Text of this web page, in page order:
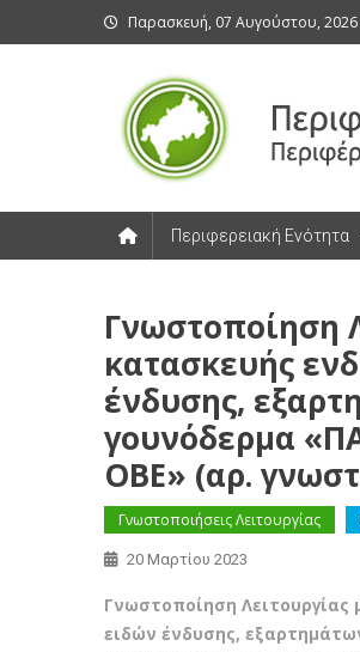
to
Παρασκευή, 07 Αυγούστου, 2026
Περιφερειακή Ενότητα
Γνωστοποίηση
κατασκευής
ένδυσης,
γουνόδερμα
ΟΒΕ» (αρ.
Γνωστοποιήσεις Λειτουργίας
20 Μαρτίου 2023
Γνωστοποίηση
ειδών ένδυσης,